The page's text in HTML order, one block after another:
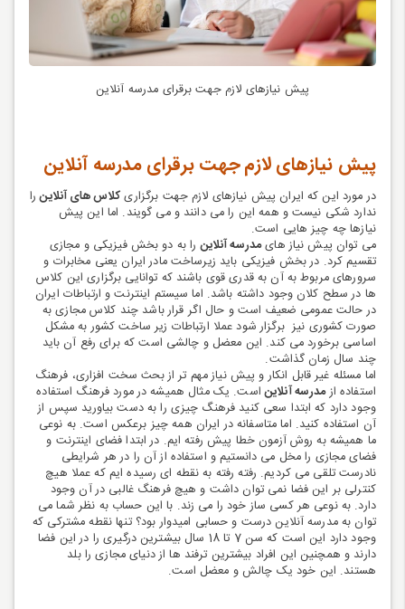
پیش نیازهای لازم جهت برقرای مدرسه آنلاین
پیش نیازهای لازم جهت برقرای مدرسه آنلاین
در مورد این که ایران پیش نیازهای لازم جهت برگزاریکلاس های آنلاینرا
ندارد شکی نیست و همه این را می دانند و می گویند. اما این پیش
نیازها چه چیز هایی است.
می توان پیش نیاز هایمدرسه آنلاینرا به دو بخش فیزیکی و مجازی
تقسیم کرد. در بخش فیزیکی باید زیرساخت مادر ایران یعنی مخابرات و
سرورهای مربوط به آن به قدری قوی باشند که توانایی برگزاری این کلاس
ها در سطح کلان وجود داشته باشد. اما سیستم اینترنت و ارتباطات ایران
در حالت عمومی ضعیف است و حال اگر قرار باشد چند کلاس مجازی به
صورت کشوری نیز برگزار شود عملا ارتباطات زیر ساخت کشور به مشکل
اساسی برخورد می کند. این معضل و چالشی است که برای رفع آن باید
چند سال زمان گذاشت.
اما مسئله غیر قابل انکار و پیش نیاز مهم تر از بحث سخت افزاری، فرهنگ
استفاده ازمدرسه آنلایناست. یک مثال همیشه در مورد فرهنگ استفاده
وجود دارد که ابتدا سعی کنید فرهنگ چیزی را به دست بیاورید سپس از
آن استفاده کنید. اما متاسفانه در ایران همه چیز برعکس است. به نوعی
ما همیشه به روش آزمون خطا پیش رفته ایم. در ابتدا فضای اینترنت و
فضای مجازی را مخل می دانستیم و استفاده از آن را در هر شرایطی
نادرست تلقی می کردیم. رفته رفته به نقطه ای رسیده ایم که عملا هیچ
کنترلی بر این فضا نمی توان داشت و هیچ فرهنگ غالبی در آن وجود
دارد. به نوعی هر کسی ساز خود را می زند. با این حساب به نظر شما می
توان به مدرسه آنلاین درست و حسابی امیدوار بود؟ تنها نقطه مشترکی که
وجود دارد این است که سن 7 تا 18 سال بیشترین درگیری را در این فضا
دارند و همچنین این افراد بیشترین ترفند ها از دنیای مجازی را بلد
هستند. این خود یک چالش و معضل است.